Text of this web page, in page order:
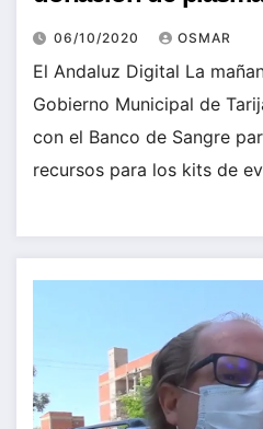
06/10/2020 OSMAR
El Andaluz Digital La
Gobierno Municipal de
con el Banco de Sangre
recursos para los kits de